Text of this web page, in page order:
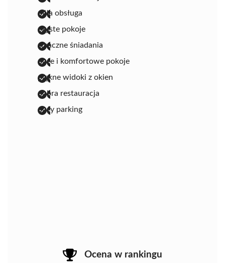
miła obsługa
czyste pokoje
smaczne śniadania
duże i komfortowe pokoje
piękne widoki z okien
dobra restauracja
duży parking
Ocena w rankingu